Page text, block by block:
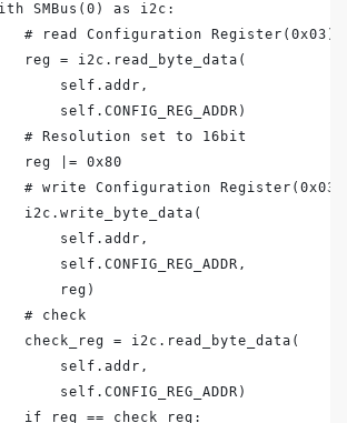
SMBus(0) as i2c:
# read Configuration Register(0x03)
reg = i2c.read_byte_data(
self.addr,
self.CONFIG_REG_ADDR)
# Resolution set to 16bit
reg |= 0x80
# write Configuration Register(0x03)
i2c.write_byte_data(
self.addr,
self.CONFIG_REG_ADDR,
reg)
# check
check_reg = i2c.read_byte_data(
self.addr,
self.CONFIG_REG_ADDR)
if reg == check_reg: